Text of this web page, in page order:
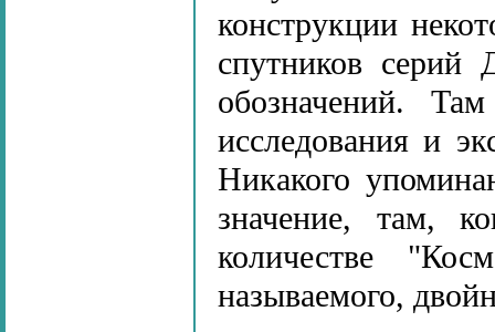
конструкции
спутников
обозначений.
исследования и
Никакого
значение, там,
количестве
называемого,